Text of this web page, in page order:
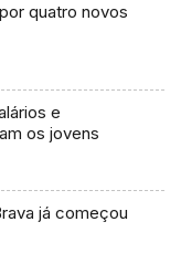
quatro novos
e
os jovens
já começou